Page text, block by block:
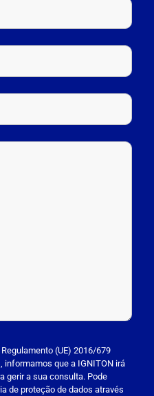
(UE) 2016/679
informamos que a IGNITON irá
gerir a sua consulta. Pode
de proteção de dados através